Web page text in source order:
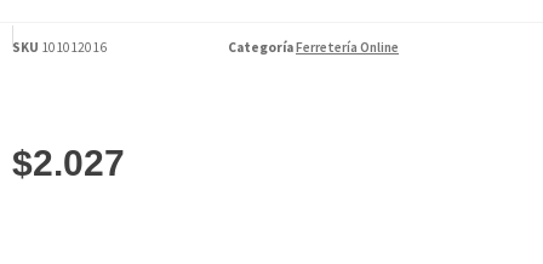
SKU 101012016 CategoríaFerretería Online
$2.027